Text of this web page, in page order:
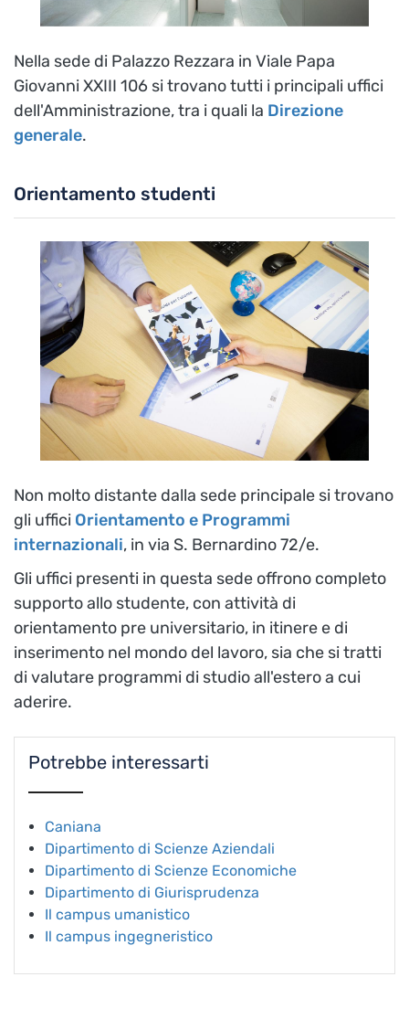
Nella sede di Palazzo Rezzara in Viale Papa
Giovanni XXIII 106 si trovano tutti i principali uffici
dell'Amministrazione, tra i quali la Direzione
generale.
Orientamento studenti
Non molto distante dalla sede principale si trovano
gli uffici Orientamento e Programmi
internazionali, in via S. Bernardino 72/e.
Gli uffici presenti in questa sede offrono completo
supporto allo studente, con attività di
orientamento pre universitario, in itinere e di
inserimento nel mondo del lavoro, sia che si tratti
di valutare programmi di studio all'estero a cui
aderire.
Potrebbe interessarti
Caniana
Dipartimento di Scienze Aziendali
Dipartimento di Scienze Economiche
Dipartimento di Giurisprudenza
Il campus umanistico
Il campus ingegneristico